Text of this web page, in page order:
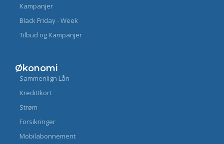
Kampanjer
Black Friday - Week
Tilbud og Kampanjer
Økonomi
Sammenlign Lån
Kredittkort
Strøm
Forsikringer
Mobilabonnement